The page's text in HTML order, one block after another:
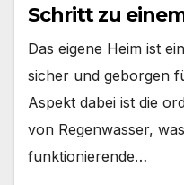
Schritt zu
Das eigene Heim ist
sicher und geborgen
Aspekt dabei ist die
von Regenwasser,
funktionierende…